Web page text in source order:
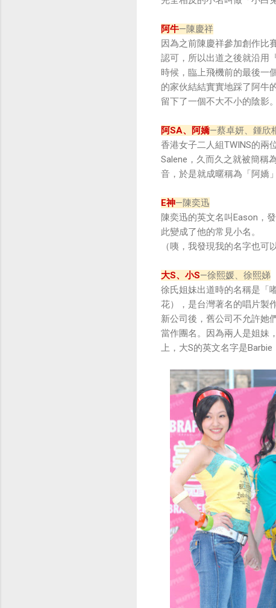
阿牛—陳慶祥
因為之前陳慶祥參加創作比
認可，所以出道之後就沿用
時候，臨上飛機前的最後一
的家伙結結實實地踩了阿牛
留下了一個不大不小的陰影。
阿SA、阿嬌—蔡卓妍、鍾欣
香港女子二人組TWINS的兩
Salene，久而久之就被簡稱
音，於是就成暱稱為「阿嬌」
E神—陳奕迅
陳奕迅的英文名叫Eason，
此變成了他的常見小名。
（咦，我發現我的名字也可
大S、小S—徐熙媛、徐熙娣
徐氏姐妹出道時的名稱是「
花），是台灣著名的唱片製
新公司後，舊公司不允許她
當作團名。因為兩人是姐妹
上，大S的英文名字是Barbie